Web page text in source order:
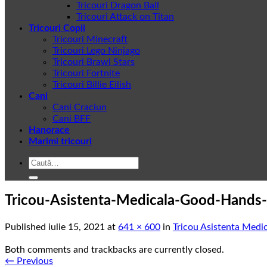
Tricouri Dragon Ball
Tricouri Attack on Titan
Tricouri Copii
Tricouri Minecraft
Tricouri Lego Ninjago
Tricouri Brawl Stars
Tricouri Fortnite
Tricouri Billie Eilish
Cani
Cani Craciun
Cani BFF
Hanorace
Marimi tricouri
Caută
Tricou-Asistenta-Medicala-Good-
Published iulie 15, 2021 at 641 × 600 in Tricou Asistenta
Both comments and trackbacks are currently closed.
← Previous